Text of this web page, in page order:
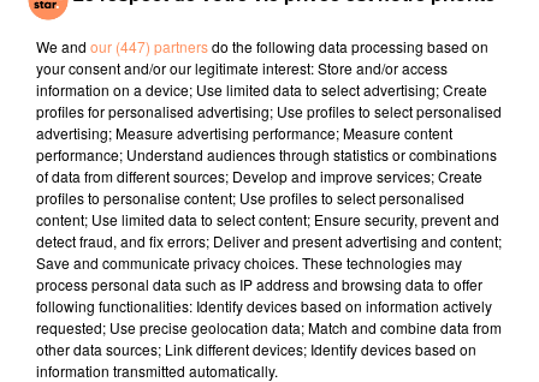
The Last, My
l'horoscope
Bélier Taureau Gémeaux
We and our (447) partnersdo the following data processing based on
your consent and/or our legitimate interest: Store and/or access
information on a device; Use limited data to select advertising; Create
profiles for personalised advertising; Use profiles to select personalised
advertising; Measure advertising performance; Measure content
performance; Understand audiences through statistics or combinations
of data from different sources; Develop and improve services; Create
profiles to personalise content; Use profiles to select personalised
content; Use limited data to select content; Ensure security, prevent and
detect fraud, and fix errors; Deliver and present advertising and content;
Save and communicate privacy choices. These technologies may
process personal data such as IP address and browsing data to offer
following functionalities: Identify devices based on information actively
requested; Use precise geolocation data; Match and combine data from
other data sources; Link different devices; Identify devices based on
information transmitted automatically.